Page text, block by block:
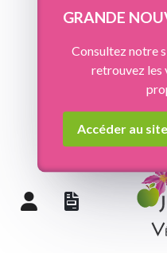
GRANDE
Consultez notre
retrouvez les
Accéder au
Panneau de gestion des cookies